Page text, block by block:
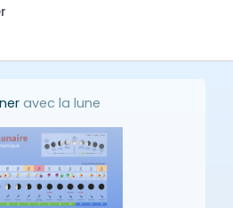
avec la lune